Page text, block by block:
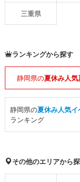
三重県
ランキングから探す
静岡県の夏休み人気
静岡県の夏休み人気イ
ランキング
その他のエリアから